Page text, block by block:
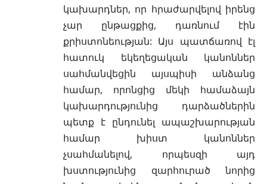
կախարդներ, որ հրաժարվելով իրենց
չար ընթացքից, դառնում էին
քրիստոնեության: Այս պատճառով էլ
հատուկ եկեղեցական կանոններ
սահմանվեցին այսպիսի անձանց
համար, որոնցից մեկի համաձայն
կախարդությունից դարձածներին
պետք է ընդունել ապաշխարության
համար խիստ կանոններ
չսահմանելով, որպեսզի այդ
խստությունից զարհուրած նորից